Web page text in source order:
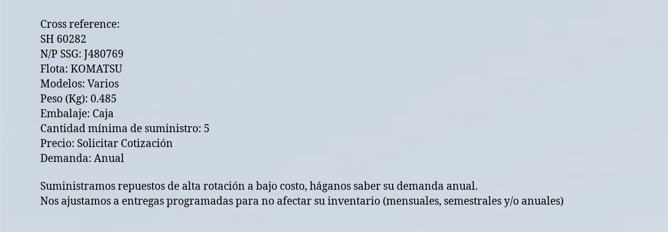
Cross reference:
SH 60282
N/P SSG: J480769
Flota: KOMATSU
Modelos: Varios
Peso (Kg): 0.485
Embalaje: Caja
Cantidad mínima de suministro: 5
Precio: Solicitar Cotización
Demanda: Anual
Suministramos repuestos de alta rotación a bajo costo, háganos saber su demanda anual.
Nos ajustamos a entregas programadas para no afectar su inventario (mensuales, semestrales y/o anuales)